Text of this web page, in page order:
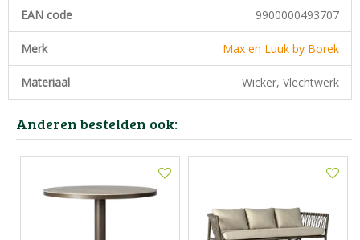
EAN code 9900000493707
Merk Max en Luuk by Borek
Materiaal Wicker, Vlechtwerk
Anderen bestelden ook: